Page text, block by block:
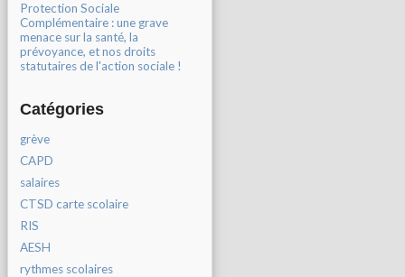
Protection Sociale
Complémentaire : une grave
menace sur la santé, la
prévoyance, et nos droits
statutaires de l'action sociale !
Catégories
grève
CAPD
salaires
CTSD carte scolaire
RIS
AESH
rythmes scolaires